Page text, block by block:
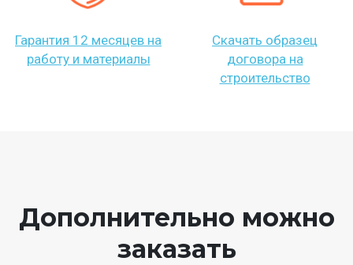
Гарантия 12 месяцев на
работу и материалы
Скачать образец
договора на
строительство
Дополнительно можно
заказать